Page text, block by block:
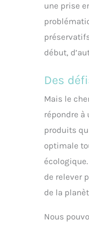
une prise
début,
Des
Mais le
répondre à
produits
optimale
de relever
de la
Nous